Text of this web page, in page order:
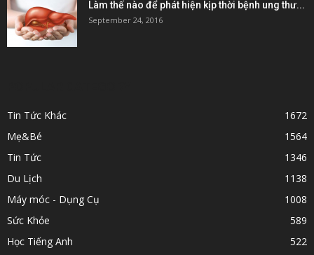
Làm thế nào để phát hiện kịp thời bệnh ung thư...
September 24, 2016
Tin Tức Khác
1672
Mẹ&Bé
1564
Tin Tức
1346
Du Lịch
1138
Máy móc - Dụng Cụ
1008
Sức Khỏe
589
Học Tiếng Anh
522